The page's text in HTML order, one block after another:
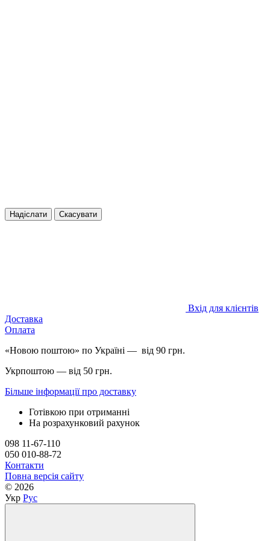
Надіслати Скасувати
Вхід для клієнтів
Доставка
Оплата
«Новою поштою» по Україні — від 90 грн.
Укрпоштою — від 50 грн.
Більше інформації про доставку
Готівкою при отриманні
На розрахунковий рахунок
098 11-67-110
050 010-88-72
Контакти
Повна версія сайту
© 2026
Укр Рус